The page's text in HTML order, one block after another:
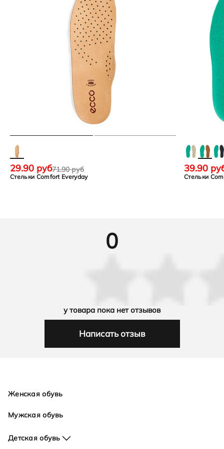
Стельки Comfort Everyday
71.90 руб
29.90 руб
Стельки
39.90
0
у товара пока нет отзывов
Написать отзыв
Женская обувь
Мужская обувь
Детская обувь